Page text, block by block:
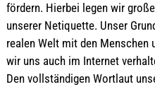
fördern. Hierbei legen wir
unserer Netiquette. Unser
realen Welt mit den Menschen
wir uns auch im Internet
Den vollständigen Wortlaut